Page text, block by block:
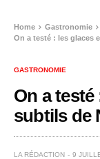
Home
Gastronomie
On a testé : les glaces
GASTRONOMIE
On a
subtils de
LA RÉDACTION 9